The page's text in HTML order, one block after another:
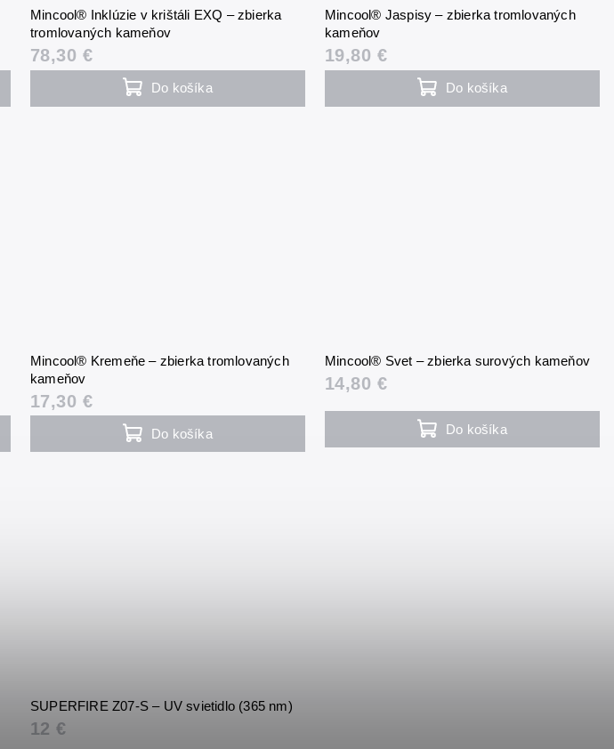
Mincool® Inklúzie v krištáli EXQ – zbierka
tromlovaných kameňov
78,30 €
Do košíka
Mincool® Jaspisy – zbierka tromlovaných
kameňov
19,80 €
Do košíka
Mincool® Kremeňe – zbierka tromlovaných
kameňov
17,30 €
Do košíka
Mincool® Svet – zbierka surových kameňov
14,80 €
Do košíka
SUPERFIRE Z07-S – UV svietidlo (365 nm)
12 €